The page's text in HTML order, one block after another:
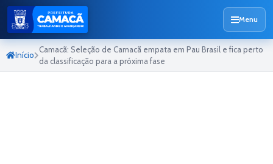
Menu
Início
Camacã: Seleção de Camacã empata em Pau Brasil e fica perto
da classificação para a próxima fase